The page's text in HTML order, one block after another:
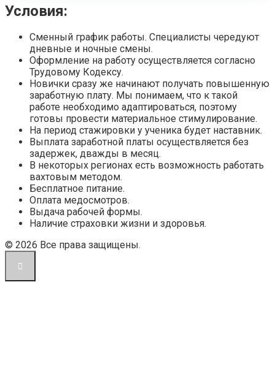
Условия:
Сменный график работы. Специалисты чередуют
дневные и ночные смены.
Оформление на работу осуществляется согласно
Трудовому Кодексу.
Новички сразу же начинают получать повышенную
заработную плату. Мы понимаем, что к такой
работе необходимо адаптироваться, поэтому
готовы провести материальное стимулирование.
На период стажировки у ученика будет наставник.
Выплата заработной платы осуществляется без
задержек, дважды в месяц.
В некоторых регионах есть возможность работать
вахтовым методом.
Бесплатное питание.
Оплата медосмотров.
Выдача рабочей формы.
Наличие страховки жизни и здоровья.
© 2026 Все права защищены.